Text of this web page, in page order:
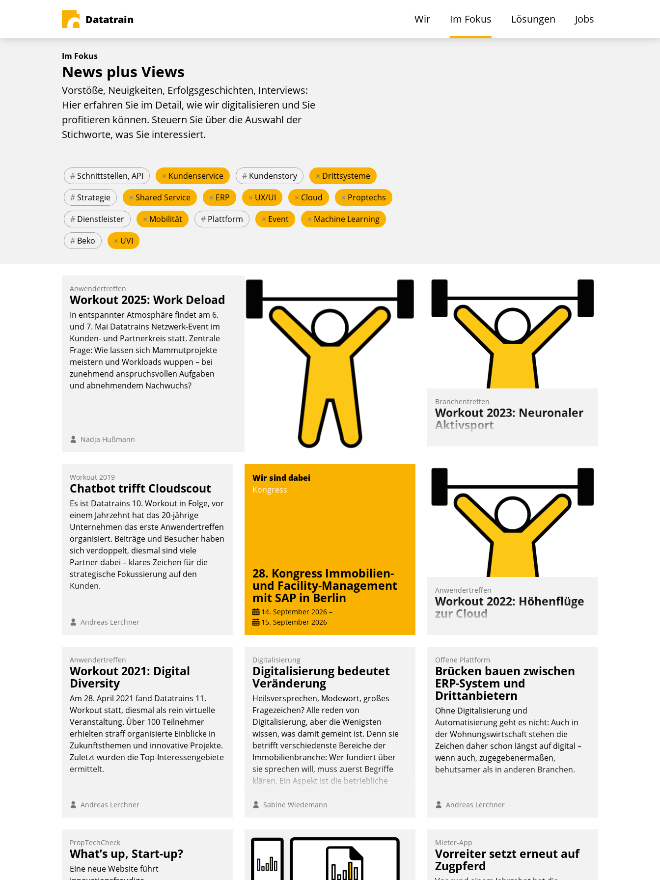
Datatrain Wir Im Fokus Lösungen Jobs
Im Fokus
News plus Views
Vorstöße, Neuigkeiten, Erfolgsgeschichten, Interviews:
Hier erfahren Sie im Detail, wie wir digitalisieren und Sie
profitieren können. Steuern Sie über die Auswahl der
Stichworte, was Sie interessiert.
#Schnittstellen, API × Kundenservice # Kundenstory × Drittsysteme
#Strategie × Shared Service × ERP × UX/UI × Cloud × Proptechs
# Dienstleister × Mobilität # Plattform × Event × Machine Learning
# Beko × UVI
Anwendertreffen
Workout 2025: Work Deload
In entspannter Atmosphäre findet am 6.
und 7. Mai Datatrains Netzwerk-Event im
Kunden- und Partnerkreis statt. Zentrale
Frage: Wie lassen sich Mammutprojekte
meistern und Workloads wuppen – bei
zunehmend anspruchsvollen Aufgaben
und abnehmendem Nachwuchs?
Nadja Hußmann
Branchentreffen
Workout 2023: Neuronaler
Aktivsport
Dazwischen zeigte Datatrain, was es
Neues zu bieten hat.
Nadja Hußmann
Workout 2019
Chatbot trifft Cloudscout
Es ist Datatrains 10. Workout in Folge, vor
einem Jahrzehnt hat das 20-jährige
Unternehmen das erste Anwendertreffen
organisiert. Beiträge und Besucher haben
sich verdoppelt, diesmal sind viele
Partner dabei – klares Zeichen für die
strategische Fokussierung auf den
Kunden.
Andreas Lerchner
Wir sind dabei
Kongress
28. Kongress Immobilien-
und Facility-Management
mit SAP in Berlin
14. September 2026 –
15. September 2026
Anwendertreffen
Workout 2022: Höhenflüge
zur Cloud
Teilnehmer kurzweilige Einblicke in
innovative Cloud-Strategien und -
Lösungen mit hohem Zukunftspotenzial.
Andreas Lerchner
Anwendertreffen
Workout 2021: Digital
Diversity
Am 28. April 2021 fand Datatrains 11.
Workout statt, diesmal als rein virtuelle
Veranstaltung. Über 100 Teilnehmer
erhielten straff organisierte Einblicke in
Zukunftsthemen und innovative Projekte.
Zuletzt wurden die Top-Interessengebiete
ermittelt.
Andreas Lerchner
Digitalisierung
Digitalisierung bedeutet
Veränderung
Heilsversprechen, Modewort, großes
Fragezeichen? Alle reden von
Digitalisierung, aber die Wenigsten
wissen, was damit gemeint ist. Denn sie
betrifft verschiedenste Bereiche der
Immobilienbranche: Wer fundiert über
sie sprechen will, muss zuerst Begriffe
klären. Ein Aspekt ist die betriebliche
ermöglichen große Einsparungen durch
Allein mit der Einführung einer neuen
Software ist es nicht getan. Die
Digitalisierung erfordert von
Unternehmen die Bereitschaft, sich zu
Sabine Wiedemann
Offene Plattform
Brücken bauen zwischen
ERP-System und
Drittanbietern
Ohne Digitalisierung und
Automatisierung geht es nicht: Auch in
der Wohnungswirtschaft stehen die
Zeichen daher schon längst auf digital –
wenn auch, zugegebenermaßen,
behutsamer als in anderen Branchen.
Andreas Lerchner
PropTechCheck
What’s up, Start-up?
Eine neue Website führt
Mieter-App
Vorreiter setzt erneut auf
Zugpferd